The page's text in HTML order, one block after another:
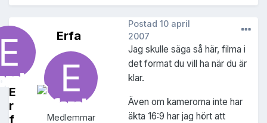
E
r
f
Erfa
Medlemmar
Postad 10 april
2007
Jag skulle säga så här, filma i
det format du vill ha när du är
klar.
Även om kamerorna inte har
äkta 16:9 har jag hört att